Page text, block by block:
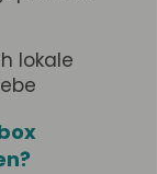
lokale